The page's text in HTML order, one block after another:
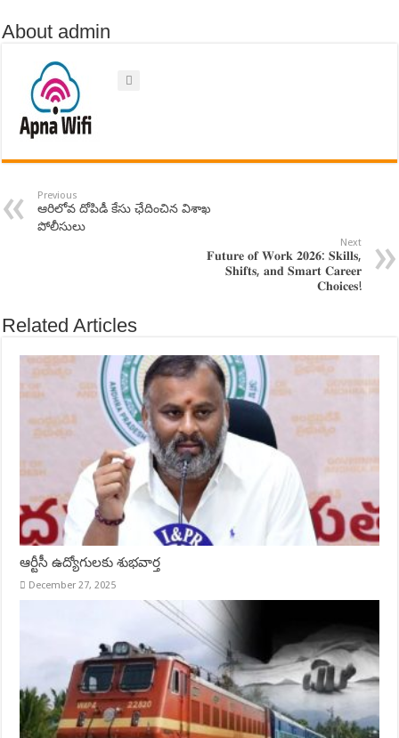
About admin
Previous
ఆరిలోవ దోపిడీ కేసు ఛేదించిన విశాఖ
పోలీసులు
Next
𝐅𝐮𝐭𝐮𝐫𝐞 𝐨𝐟 𝐖𝐨𝐫𝐤 𝟐𝟎𝟐𝟔: 𝐒𝐤𝐢𝐥𝐥𝐬,
𝐒𝐡𝐢𝐟𝐭𝐬, 𝐚𝐧𝐝 𝐒𝐦𝐚𝐫𝐭 𝐂𝐚𝐫𝐞𝐞𝐫
𝐂𝐡𝐨𝐢𝐜𝐞𝐬!
Related Articles
ఆర్టీసీ ఉద్యోగులకు శుభవార్త
December 27, 2025